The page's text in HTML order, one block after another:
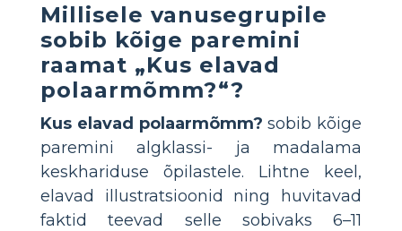
Millisele vanusegrupile
sobib kõige paremini
raamat „Kus elavad
polaarmõmm?“?
Kus elavad polaarmõmm? sobib kõige
paremini algklassi- ja madalama
keskhariduse õpilastele. Lihtne keel,
elavad illustratsioonid ning huvitavad
faktid teevad selle sobivaks 6–11